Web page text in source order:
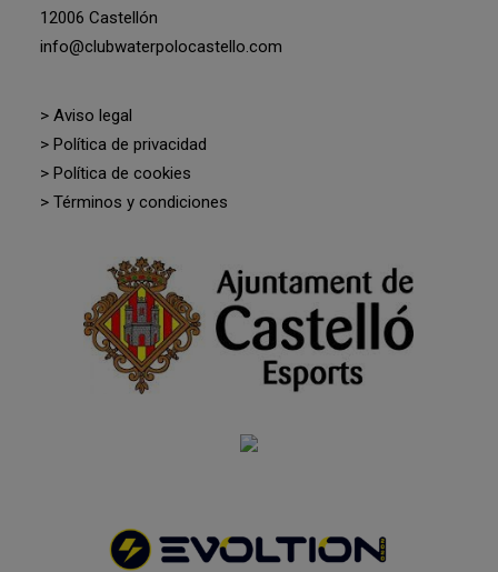
12006 Castellón
info@clubwaterpolocastello.com
> Aviso legal
> Política de privacidad
> Política de cookies
> Términos y condiciones